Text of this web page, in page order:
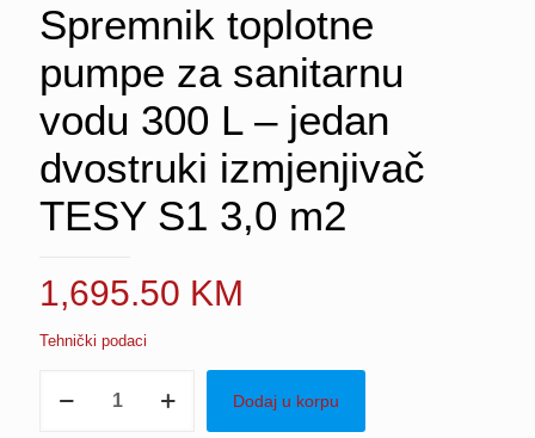
Spremnik toplotne
pumpe za sanitarnu
vodu 300 L – jedan
dvostruki izmjenjivač
TESY S1 3,0 m2
1,695.50 KM
Tehnički podaci
toplotne
Dodaj u korpu